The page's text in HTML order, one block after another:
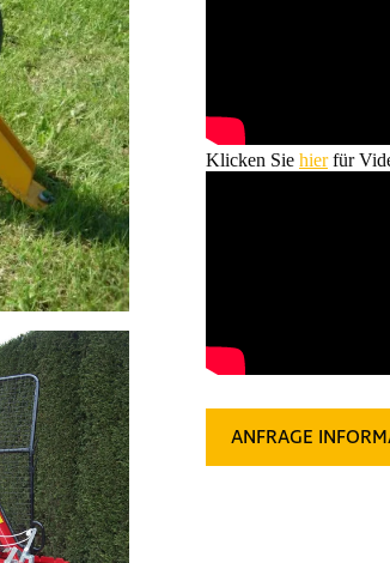
Klicken Sie hierfür
ANFRAGE